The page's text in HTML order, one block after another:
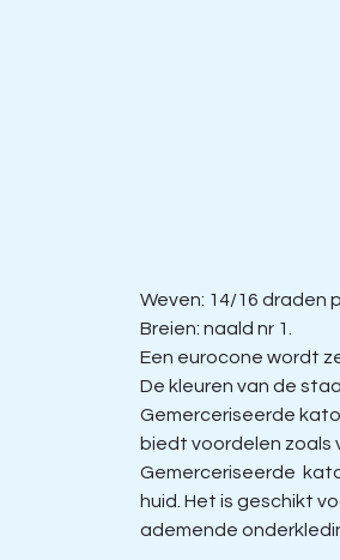
Weven: 14/16 draden
Breien: naald nr 1.
Een eurocone wordt
De kleuren van de
Gemerceriseerde
biedt voordelen zoals
Gemerceriseerde
huid. Het is geschikt
ademende